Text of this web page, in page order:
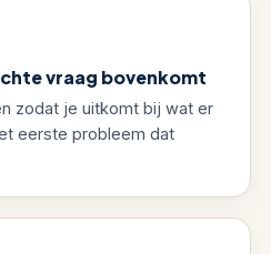
vraag bovenkomt
zodat je uitkomt bij wat er
eerste probleem dat